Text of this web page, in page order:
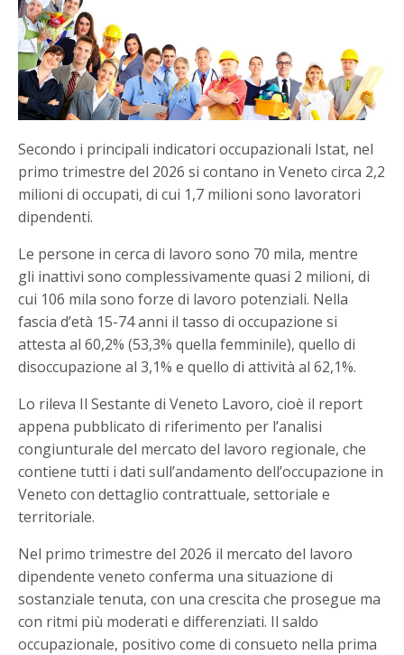
Secondo i principali indicatori occupazionali Istat, nel
primo trimestre del 2026 si contano in Veneto circa 2,2
milioni di occupati, di cui 1,7 milioni sono lavoratori
dipendenti.
Le persone in cerca di lavoro sono 70 mila, mentre
gli inattivi sono complessivamente quasi 2 milioni, di
cui 106 mila sono forze di lavoro potenziali. Nella
fascia d’età 15-74 anni il tasso di occupazione si
attesta al 60,2% (53,3% quella femminile), quello di
disoccupazione al 3,1% e quello di attività al 62,1%.
Lo rileva Il Sestante di Veneto Lavoro, cioè il report
appena pubblicato di riferimento per l’analisi
congiunturale del mercato del lavoro regionale, che
contiene tutti i dati sull’andamento dell’occupazione in
Veneto con dettaglio contrattuale, settoriale e
territoriale.
Nel primo trimestre del 2026 il mercato del lavoro
dipendente veneto conferma una situazione di
sostanziale tenuta, con una crescita che prosegue ma
con ritmi più moderati e differenziati. Il saldo
occupazionale, positivo come di consueto nella prima